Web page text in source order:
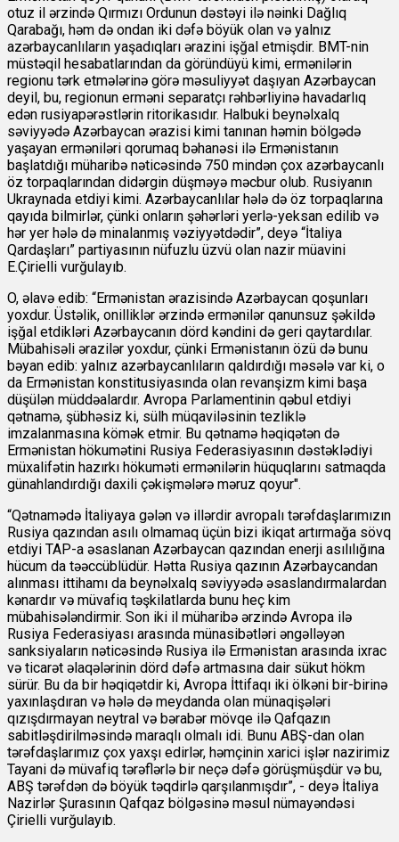
otuz il ərzində Qırmızı Ordunun dəstəyi ilə nəinki Dağlıq
Qarabağı, həm də ondan iki dəfə böyük olan və yalnız
azərbaycanlıların yaşadıqları ərazini işğal etmişdir. BMT-nin
müstəqil hesabatlarından da göründüyü kimi, ermənilərin
regionu tərk etmələrinə görə məsuliyyət daşıyan Azərbaycan
deyil, bu, regionun erməni separatçı rəhbərliyinə havadarlıq
edən rusiyapərəstlərin ritorikasıdır. Halbuki beynəlxalq
səviyyədə Azərbaycan ərazisi kimi tanınan həmin bölgədə
yaşayan erməniləri qorumaq bəhanəsi ilə Ermənistanın
başlatdığı müharibə nəticəsində 750 mindən çox azərbaycanlı
öz torpaqlarından didərgin düşməyə məcbur olub. Rusiyanın
Ukraynada etdiyi kimi. Azərbaycanlılar hələ də öz torpaqlarına
qayıda bilmirlər, çünki onların şəhərləri yerlə-yeksan edilib və
hər yer hələ də minalanmış vəziyyətdədir”, deyə “İtaliya
Qardaşları” partiyasının nüfuzlu üzvü olan nazir müavini
E.Çirielli vurğulayıb.
O, əlavə edib: “Ermənistan ərazisində Azərbaycan qoşunları
yoxdur. Üstəlik, onilliklər ərzində ermənilər qanunsuz şəkildə
işğal etdikləri Azərbaycanın dörd kəndini də geri qaytardılar.
Mübahisəli ərazilər yoxdur, çünki Ermənistanın özü də bunu
bəyan edib: yalnız azərbaycanlıların qaldırdığı məsələ var ki, o
da Ermənistan konstitusiyasında olan revanşizm kimi başa
düşülən müddəalardır. Avropa Parlamentinin qəbul etdiyi
qətnamə, şübhəsiz ki, sülh müqaviləsinin tezliklə
imzalanmasına kömək etmir. Bu qətnamə həqiqətən də
Ermənistan hökumətini Rusiya Federasiyasının dəstəklədiyi
müxalifətin hazırkı hökuməti ermənilərin hüquqlarını satmaqda
günahlandırdığı daxili çəkişmələrə məruz qoyur".
“Qətnamədə İtaliyaya gələn və illərdir avropalı tərəfdaşlarımızın
Rusiya qazından asılı olmamaq üçün bizi ikiqat artırmağa sövq
etdiyi TAP-a əsaslanan Azərbaycan qazından enerji asılılığına
hücum da təəccüblüdür. Hətta Rusiya qazının Azərbaycandan
alınması ittihamı da beynəlxalq səviyyədə əsaslandırmalardan
kənardır və müvafiq təşkilatlarda bunu heç kim
mübahisələndirmir. Son iki il müharibə ərzində Avropa ilə
Rusiya Federasiyası arasında münasibətləri əngəlləyən
sanksiyaların nəticəsində Rusiya ilə Ermənistan arasında ixrac
və ticarət əlaqələrinin dörd dəfə artmasına dair sükut hökm
sürür. Bu da bir həqiqətdir ki, Avropa İttifaqı iki ölkəni bir-birinə
yaxınlaşdıran və hələ də meydanda olan münaqişələri
qızışdırmayan neytral və bərabər mövqe ilə Qafqazın
sabitləşdirilməsində maraqlı olmalı idi. Bunu ABŞ-dan olan
tərəfdaşlarımız çox yaxşı edirlər, həmçinin xarici işlər nazirimiz
Tayani də müvafiq tərəflərlə bir neçə dəfə görüşmüşdür və bu,
ABŞ tərəfdən də böyük təqdirlə qarşılanmışdır”, - deyə İtaliya
Nazirlər Şurasının Qafqaz bölgəsinə məsul nümayəndəsi
Çirielli vurğulayıb.